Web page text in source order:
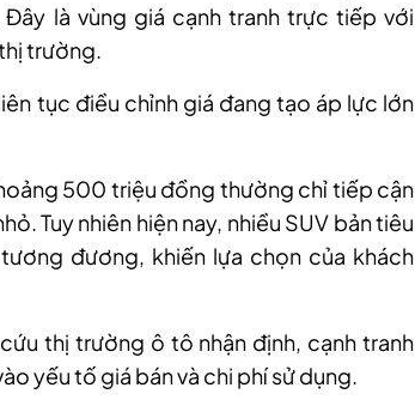
là vùng giá cạnh tranh trực tiếp với
trường.
tục điều chỉnh giá đang tạo áp lực lớn
500 triệu đồng thường chỉ tiếp cận
Tuy nhiên hiện nay, nhiều SUV bản tiêu
đương, khiến lựa chọn của khách
thị trường ô tô nhận định, cạnh tranh
yếu tố giá bán và chi phí sử dụng.